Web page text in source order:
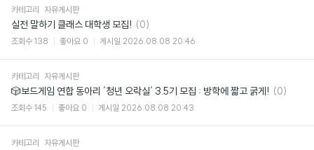
카테고리 자유게시판
실전 말하기 클래스 대학생 모집! 댓
글
(0)
조회수 138 좋아요 0 게시일 2026.08.08 20:46
카테고리 자유게시판
🎲보드게임 연합 동아리 ‘청년 오락실‘ 3.5기 모집 : 방학에 짧고 굵게! 댓
(0)
조회수 145 좋아요 0 게시일 2026.08.08 20:43
카테고리 자유게시판